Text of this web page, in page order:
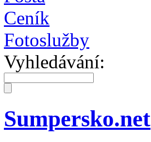
Ceník
Fotoslužby
Vyhledávání:
Sumpersko.net